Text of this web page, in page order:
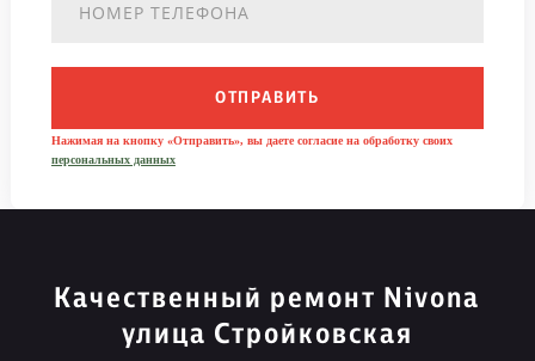
ОТПРАВИТЬ
Нажимая на кнопку «Отправить», вы даете согласие на обработку своих
персональных данных
Качественный ремонт Nivona
улица Стройковская